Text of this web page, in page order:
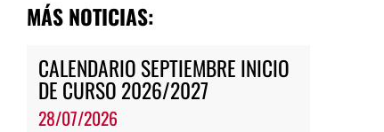
MÁS NOTICIAS:
CALENDARIO SEPTIEMBRE INICIO
DE CURSO 2026/2027
28/07/2026